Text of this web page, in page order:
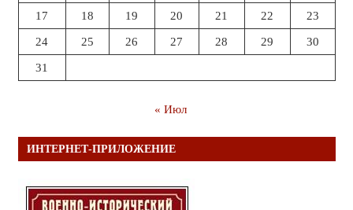
17 18 19 20 21 22 23
24 25 26 27 28 29 30
31
« Июл
ИНТЕРНЕТ-ПРИЛОЖЕНИЕ